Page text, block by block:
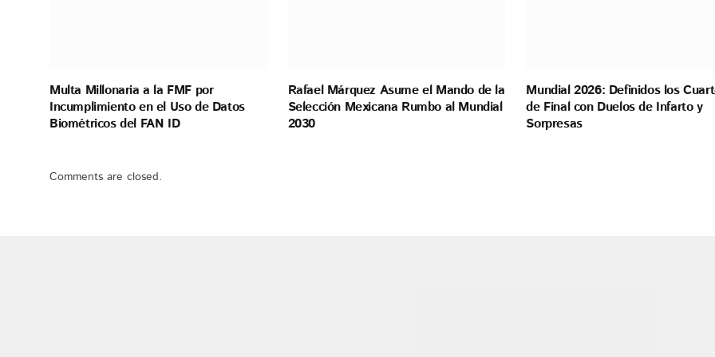
Multa Millonaria a la FMF por
Incumplimiento en el Uso de Datos
Biométricos del FAN ID
Rafael Márquez Asume el Mando de la
Selección Mexicana Rumbo al Mundial
2030
Mundial 2026: Definidos los
de Final con Duelos de Infarto y
Sorpresas
Comments are closed.